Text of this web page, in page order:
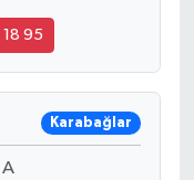
95
Karabağlar
A